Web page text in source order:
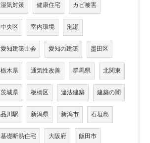
湿気対策 健康住宅 カビ被害
中央区 室内環境 泡瀬
愛知建築士会 愛知の建築 墨田区
栃木県 通気性改善 群馬県 北関東
茨城県 板橋区 違法建築 建築の闇
品川駅 新潟県 新潟市 石垣島
基礎断熱住宅 大阪府 飯田市